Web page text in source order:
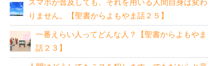
スマホが普及しても、それを用いる人間自身は変わ
りません。【聖書からよもやま話２５】
一番えらい人ってどんな人？【聖書からよもやま
話２３】